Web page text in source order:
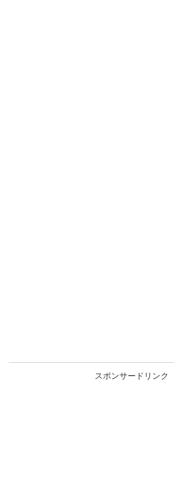
スポンサードリンク